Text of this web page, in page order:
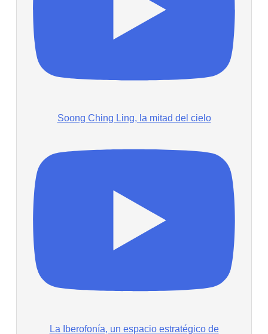
Soong Ching Ling, la mitad del cielo
La Iberofonía, un espacio estratégico de